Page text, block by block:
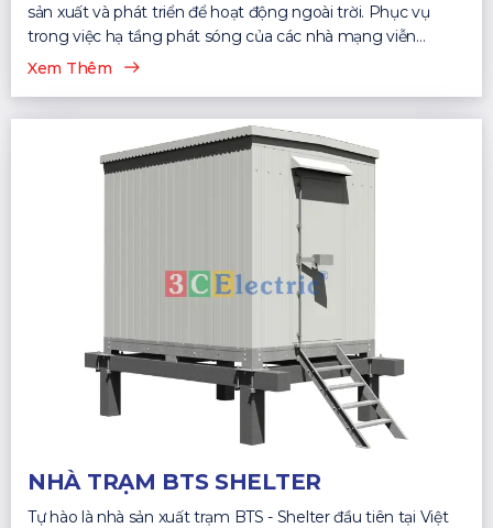
sản xuất và phát triển để hoạt động ngoài trời. Phục vụ
trong việc hạ tầng phát sóng của các nhà mạng viễn
thông...
Xem Thêm
NHÀ TRẠM BTS SHELTER
Tự hào là nhà sản xuất trạm BTS - Shelter đầu tiên tại Việt